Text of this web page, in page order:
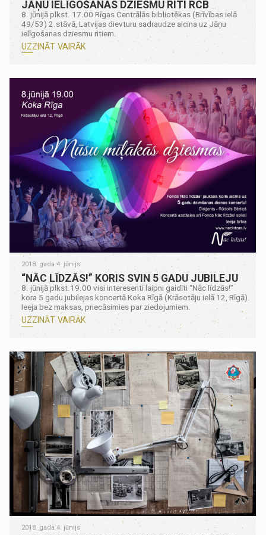
JĀŅU IELĪGOŠANAS DZIESMU RITI RCB
8. jūnijā plkst. 17.00 Rīgas Centrālās bibliotēkas (Brīvības ielā
49/53) 2.stāvā, Latvijas dievturu sadraudze aicina uz Jāņu
ielīgošanas dziesmu ritiem.
UZZINĀT VAIRĀK
2018. gada 4. jūnijs
“NĀC LĪDZĀS!” KORIS SVIN 5 GADU JUBILEJU
8. jūnijā plkst.19.00 visi interesenti laipni gaidīti “Nāc līdzās!”
kora 5 gadu jubilejas koncertā Koka Rīgā (Krāsotāju ielā 12, Rīgā).
Ieeja bez maksas, priecāsimies par ziedojumiem.
UZZINĀT VAIRĀK
2018. gada 4. jūnijs